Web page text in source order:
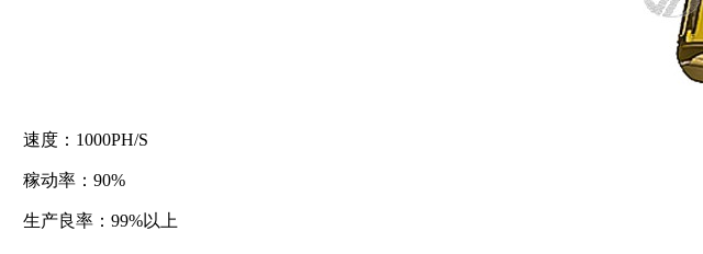
速度：1000PH/S
稼动率：90%
生产良率：99%以上